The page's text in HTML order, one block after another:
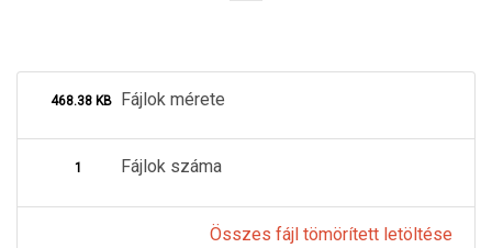
468.38 KB Fájlok mérete
1 Fájlok száma
Összes fájl tömörített letöltése